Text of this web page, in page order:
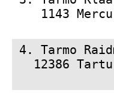
1143
4. Tarmo
12386